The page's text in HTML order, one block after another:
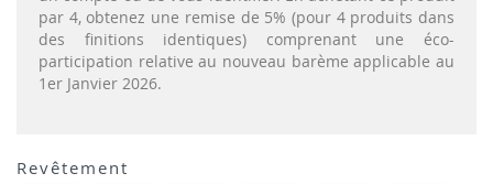
par 4, obtenez une remise de 5% (pour 4 produits dans
des finitions identiques) comprenant une éco-
participation relative au nouveau barème applicable au
1er Janvier 2026.
Revêtement